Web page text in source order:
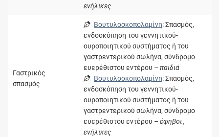
ενήλικες
Γαστρικός
σπασμός
Βουτυλοσκοπολαμίνη: Σπασμός,
ενδοσκόπηση του γεννητικού-
ουροποιητικού συστήματος ή του
γαστρεντερικού σωλήνα, σύνδρομο
ευερέθιστου εντέρου – παιδιά
Βουτυλοσκοπολαμίνη: Σπασμός,
ενδοσκόπηση του γεννητικού-
ουροποιητικού συστήματος ή του
γαστρεντερικού σωλήνα, σύνδρομο
ευερέθιστου εντέρου – έφηβοι ,
ενήλικες